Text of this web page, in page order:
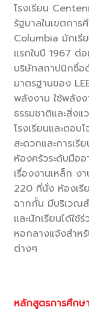
โรงเรียน
รัฐบาลในเขตกา
Columbia มักเ
แรกในปี 1967 ต่
บริษัทสถาปนิกชื่อ
มาตรฐานของ
พลังงาน ใช้พลังง
ธรรมชาติและสิ่ง
โรงเรียนและตอ
สะดวกและการเ
ห้องครัวระดับมือ
เรื่องงานเหล็ก ง
220 ที่นั่ง ห้องเรี
ฉากกั้น มีบริเวณส
และนักเรียนได้ใ
หอกลางแจ้งสำห
ต่างๆ
หลักสูตรการศึกษ